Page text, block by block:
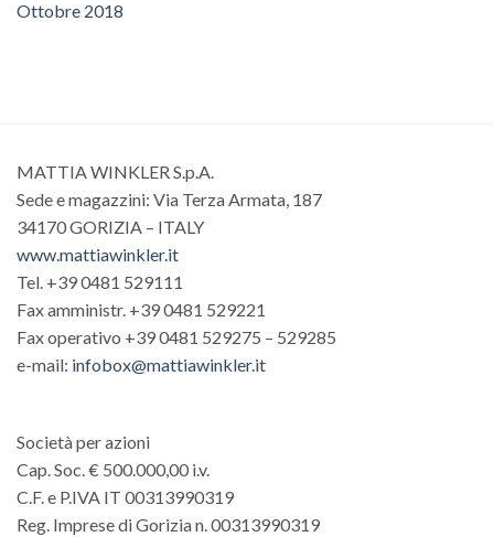
Ottobre 2018
MATTIA WINKLER S.p.A.
Sede e magazzini: Via Terza Armata, 187
34170 GORIZIA – ITALY
www.mattiawinkler.it
Tel. +39 0481 529111
Fax amministr. +39 0481 529221
Fax operativo +39 0481 529275 – 529285
e-mail: infobox@mattiawinkler.it
Società per azioni
Cap. Soc. € 500.000,00 i.v.
C.F. e P.IVA IT 00313990319
Reg. Imprese di Gorizia n. 00313990319